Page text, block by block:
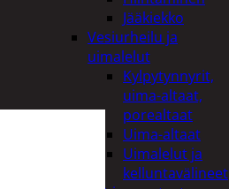
Jääkiekko
Vesiurheilu ja
uimalelut
Kylpytynnyrit,
uima-altaat,
porealtaat
Uima-altaat
Uimalelut ja
kelluntavälineet